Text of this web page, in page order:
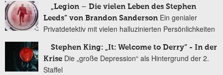
„Legion – Die vielen Leben des Stephen
Leeds“ von Brandon Sanderson Ein genialer
Privatdetektiv mit vielen halluzinierten Persönlichkeiten
Stephen King: „It: Welcome to Derry“ - In der
Krise Die „große Depression“ als Hintergrund der 2.
Staffel